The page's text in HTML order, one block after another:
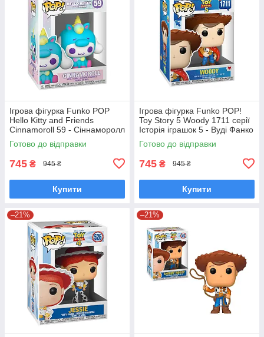
Ігрова фігурка Funko POP
Hello Kitty and Friends
Cinnamoroll 59 - Сіннаморолл
у костюмі єдинорога Фанко
Поп 65748
Готово до відправки
745 ₴ 945 ₴
Купити
Ігрова фігурка Funko POP!
Toy Story 5 Woody 1711 серії
Історія іграшок 5 - Вуді Фанко
Поп 90767
Готово до відправки
745 ₴ 945 ₴
Купити
–21% –21%